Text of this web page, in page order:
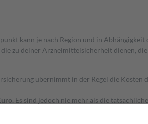
kann je nach Region und in Abhängigkeit
zu deiner Arzneimittelsicherheit dienen,
übernimmt in der Regel die Kosten
Es sind jedoch nie mehr als die